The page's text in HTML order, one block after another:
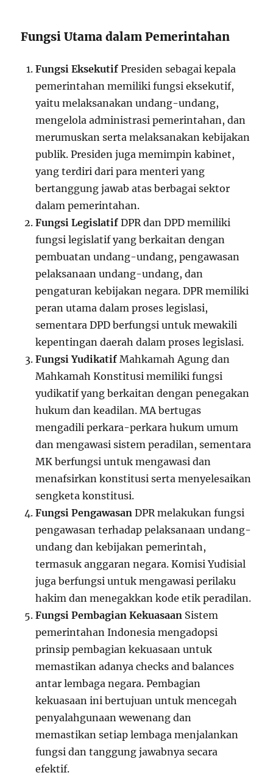
Fungsi Utama dalam Pemerintahan
Fungsi Eksekutif Presiden sebagai kepala
pemerintahan memiliki fungsi eksekutif,
yaitu melaksanakan undang-undang,
mengelola administrasi pemerintahan, dan
merumuskan serta melaksanakan kebijakan
publik. Presiden juga memimpin kabinet,
yang terdiri dari para menteri yang
bertanggung jawab atas berbagai sektor
dalam pemerintahan.
Fungsi Legislatif DPR dan DPD memiliki
fungsi legislatif yang berkaitan dengan
pembuatan undang-undang, pengawasan
pelaksanaan undang-undang, dan
pengaturan kebijakan negara. DPR memiliki
peran utama dalam proses legislasi,
sementara DPD berfungsi untuk mewakili
kepentingan daerah dalam proses legislasi.
Fungsi Yudikatif Mahkamah Agung dan
Mahkamah Konstitusi memiliki fungsi
yudikatif yang berkaitan dengan penegakan
hukum dan keadilan. MA bertugas
mengadili perkara-perkara hukum umum
dan mengawasi sistem peradilan, sementara
MK berfungsi untuk mengawasi dan
menafsirkan konstitusi serta menyelesaikan
sengketa konstitusi.
Fungsi Pengawasan DPR melakukan fungsi
pengawasan terhadap pelaksanaan undang-
undang dan kebijakan pemerintah,
termasuk anggaran negara. Komisi Yudisial
juga berfungsi untuk mengawasi perilaku
hakim dan menegakkan kode etik peradilan.
Fungsi Pembagian Kekuasaan Sistem
pemerintahan Indonesia mengadopsi
prinsip pembagian kekuasaan untuk
memastikan adanya checks and balances
antar lembaga negara. Pembagian
kekuasaan ini bertujuan untuk mencegah
penyalahgunaan wewenang dan
memastikan setiap lembaga menjalankan
fungsi dan tanggung jawabnya secara
efektif.